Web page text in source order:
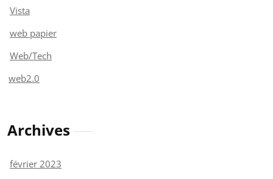
Vista
web papier
Web/Tech
web2.0
Archives
février 2023